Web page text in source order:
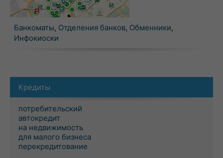
Банкоматы, Отделения банков, Обменники,
Инфокиоски
Кредиты
потребительский
автокредит
на недвижимость
для малого бизнеса
перекредитование